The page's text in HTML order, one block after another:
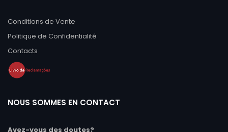
Conditions de Vente
Politique de Confidentialité
Contacts
NOUS SOMMES EN CONTACT
Avez-vous des doutes?